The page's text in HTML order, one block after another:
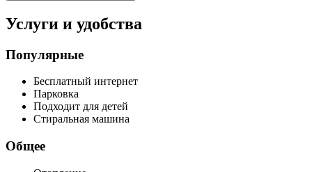
Услуги и удобства
Популярные
Бесплатный интернет
Парковка
Подходит для детей
Стиральная машина
Общее